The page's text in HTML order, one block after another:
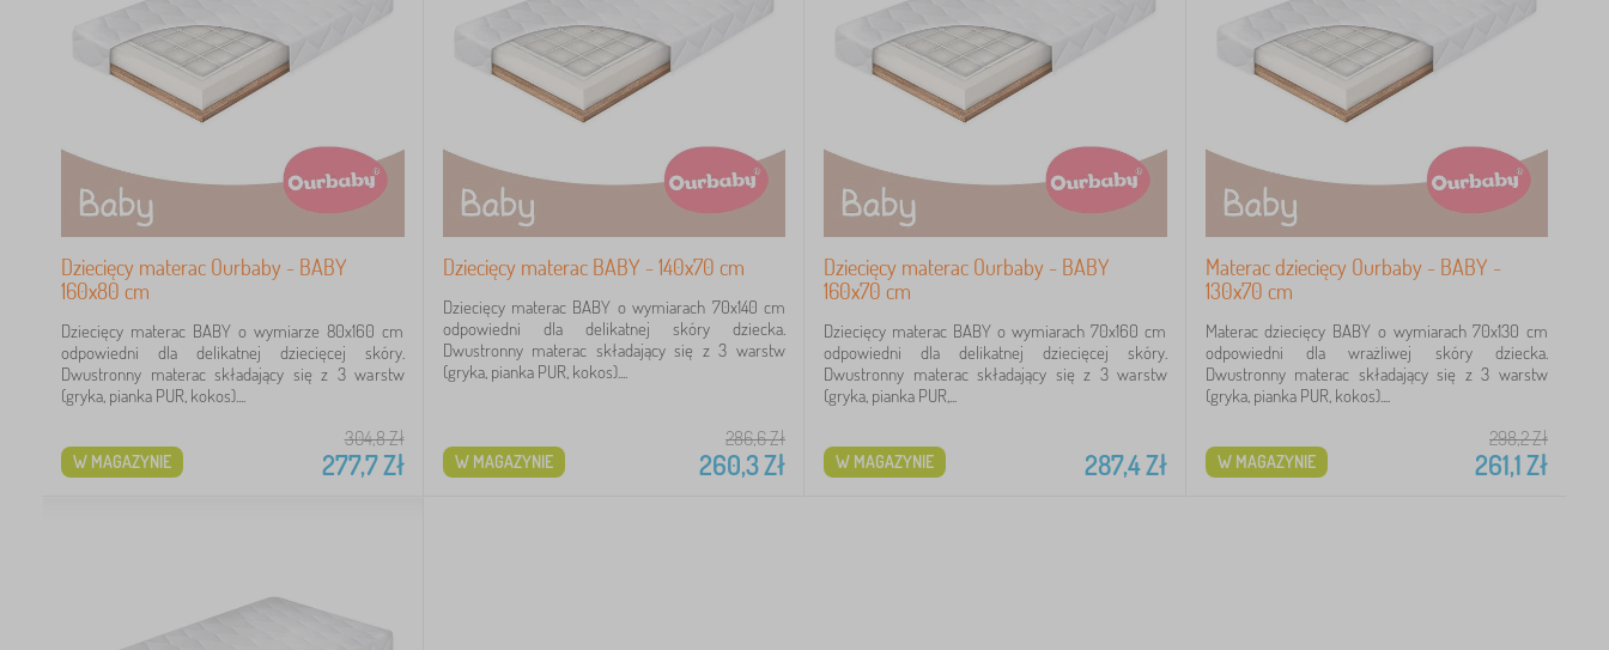
Dziecięcy materac Ourbaby - BABY
160x80 cm
Dziecięcy materac BABY o wymiarze 80x160 cm
odpowiedni dla delikatnej dziecięcej skóry.
Dwustronny materac składający się z 3 warstw
(gryka, pianka PUR, kokos)....
304,8Zł
277,7Zł
W MAGAZYNIE
Dziecięcy materac BABY - 140x70 cm
Dziecięcy materac BABY o wymiarach 70x140 cm
odpowiedni dla delikatnej skóry dziecka.
Dwustronny materac składający się z 3 warstw
(gryka, pianka PUR, kokos)....
286,6Zł
260,3Zł
W MAGAZYNIE
Dziecięcy materac Ourbaby - BABY
160x70 cm
Dziecięcy materac BABY o wymiarach 70x160 cm
odpowiedni dla delikatnej dziecięcej skóry.
Dwustronny materac składający się z 3 warstw
(gryka, pianka PUR,...
287,4Zł
W MAGAZYNIE
Materac dziecięcy Ourbaby - BABY -
130x70 cm
Materac dziecięcy BABY o wymiarach 70x130 cm
odpowiedni dla wrażliwej skóry dziecka.
Dwustronny materac składający się z 3 warstw
(gryka, pianka PUR, kokos)....
298,2Zł
261,1 Zł
W MAGAZYNIE